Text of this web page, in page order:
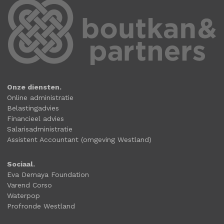
Onze diensten.
Online administratie
Belastingadvies
Financieel advies
Salarisadministratie
Assistent Accountant (omgeving Westland)
Sociaal.
Eva Demaya Foundation
Varend Corso
Waterpop
Profronde Westland